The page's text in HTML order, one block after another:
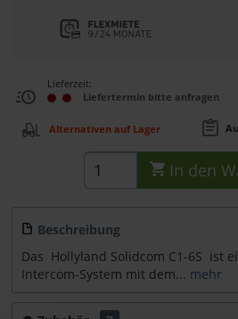
Lieferzeit:
Liefertermin bitte anfragen
Alternativen auf Lager
In den
Beschreibung
Das Hollyland Solidcom C1-6S ist
Intercom-System mit dem... mehr